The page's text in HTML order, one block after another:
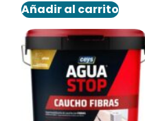
Añadir al carrito